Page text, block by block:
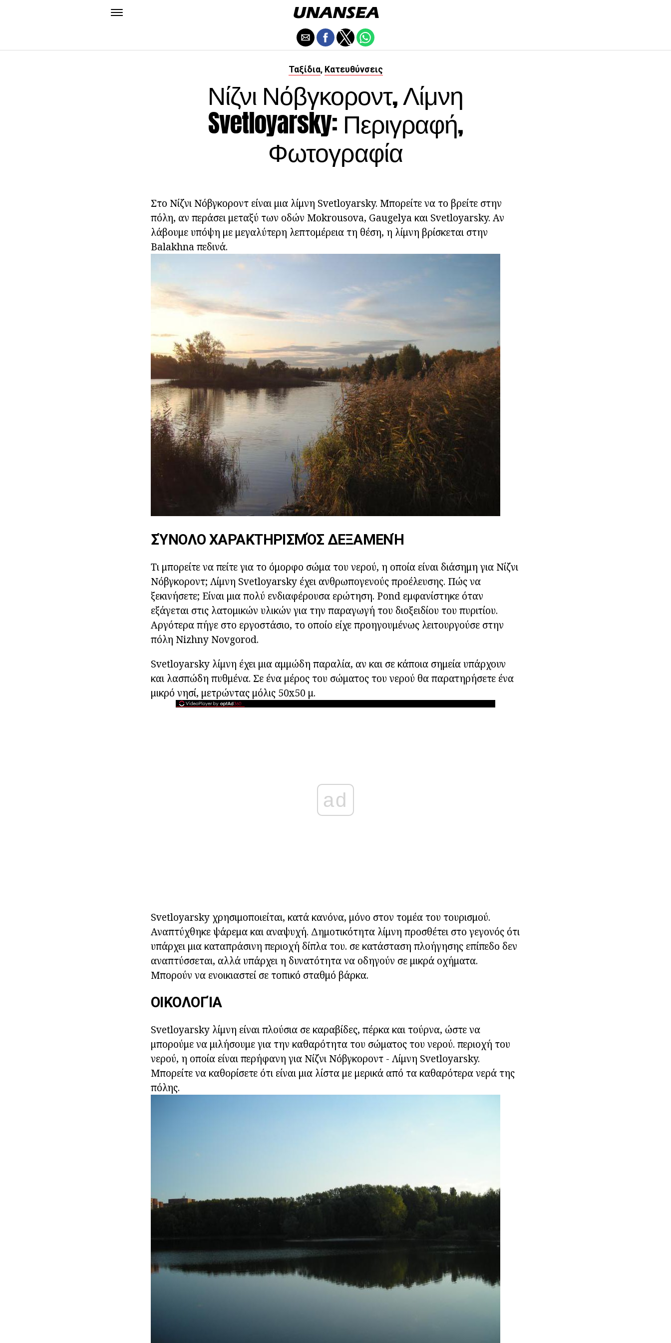
Ταξίδια, Κατευθύνσεις
Νίζνι Νόβγκοροντ, Λίμνη
Svetloyarsky: Περιγραφή,
Φωτογραφία
Στο Νίζνι Νόβγκοροντ είναι μια λίμνη Svetloyarsky. Μπορείτε να το βρείτε στην
πόλη, αν περάσει μεταξύ των οδών Mokrousova, Gaugelya και Svetloyarsky. Αν
λάβουμε υπόψη με μεγαλύτερη λεπτομέρεια τη θέση, η λίμνη βρίσκεται στην
Balakhna πεδινά.
ΣΎΝΟΛΟ ΧΑΡΑΚΤΗΡΙΣΜΌΣ ΔΕΞΑΜΕΝΉ
Τι μπορείτε να πείτε για το όμορφο σώμα του νερού, η οποία είναι διάσημη για Νίζνι
Νόβγκοροντ; Λίμνη Svetloyarsky έχει ανθρωπογενούς προέλευσης. Πώς να
ξεκινήσετε; Είναι μια πολύ ενδιαφέρουσα ερώτηση. Pond εμφανίστηκε όταν
εξάγεται στις λατομικών υλικών για την παραγωγή του διοξειδίου του πυριτίου.
Αργότερα πήγε στο εργοστάσιο, το οποίο είχε προηγουμένως λειτουργούσε στην
πόλη Nizhny Novgorod.
Svetloyarsky λίμνη έχει μια αμμώδη παραλία, αν και σε κάποια σημεία υπάρχουν
και λασπώδη πυθμένα. Σε ένα μέρος του σώματος του νερού θα παρατηρήσετε ένα
μικρό νησί, μετρώντας μόλις 50x50 μ.
ad
Svetloyarsky χρησιμοποιείται, κατά κανόνα, μόνο στον τομέα του τουρισμού.
Αναπτύχθηκε ψάρεμα και αναψυχή. Δημοτικότητα λίμνη προσθέτει στο γεγονός ότι
υπάρχει μια καταπράσινη περιοχή δίπλα του. σε κατάσταση πλοήγησης επίπεδο δεν
αναπτύσσεται, αλλά υπάρχει η δυνατότητα να οδηγούν σε μικρά οχήματα.
Μπορούν να ενοικιαστεί σε τοπικό σταθμό βάρκα.
ΟΙΚΟΛΟΓΊΑ
Svetloyarsky λίμνη είναι πλούσια σε καραβίδες, πέρκα και τούρνα, ώστε να
μπορούμε να μιλήσουμε για την καθαρότητα του σώματος του νερού. περιοχή του
νερού, η οποία είναι περήφανη για Νίζνι Νόβγκοροντ - Λίμνη Svetloyarsky.
Μπορείτε να καθορίσετε ότι είναι μια λίστα με μερικά από τα καθαρότερα νερά της
πόλης.